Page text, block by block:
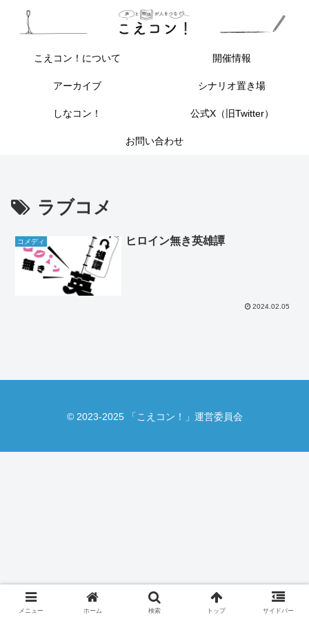
こえコン！について 開催情報
アーカイブ シナリオ置き場
しなコン！ 公式X（旧Twitter）
お問い合わせ
ラブコメ
コメディ ヒロイン無き英雄譚
2024.02.05
© 2023-2025 「こえコン！」運営委員会
メニュー ホーム 検索 トップ サイドバー